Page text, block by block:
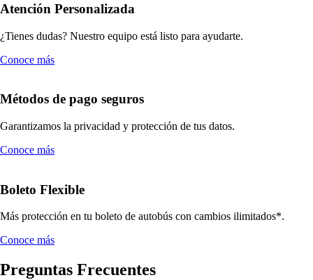
Atención Personalizada
¿Tienes dudas? Nuestro equipo está listo para ayudarte.
Conoce más
Métodos de pago seguros
Garantizamos la privacidad y protección de tus datos.
Conoce más
Boleto Flexible
Más protección en tu boleto de autobús con cambios ilimitados*.
Conoce más
Preguntas Frecuentes